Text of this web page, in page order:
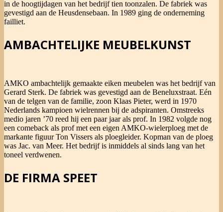
in de hoogtijdagen van het bedrijf tien toonzalen. De fabriek was
gevestigd aan de Heusdensebaan. In 1989 ging de onderneming
failliet.
AMBACHTELIJKE MEUBELKUNST
AMKO ambachtelijk gemaakte eiken meubelen was het bedrijf van
Gerard Sterk. De fabriek was gevestigd aan de Beneluxstraat. Eén
van de telgen van de familie, zoon Klaas Pieter, werd in 1970
Nederlands kampioen wielrennen bij de adspiranten. Omstreeks
medio jaren ’70 reed hij een paar jaar als prof. In 1982 volgde nog
een comeback als prof met een eigen AMKO-wielerploeg met de
markante figuur Ton Vissers als ploegleider. Kopman van de ploeg
was Jac. van Meer. Het bedrijf is inmiddels al sinds lang van het
toneel verdwenen.
DE FIRMA SPEET